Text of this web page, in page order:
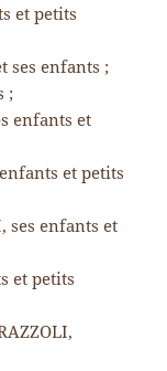
et petits
ses enfants ;
;
enfants et
et petits
ses enfants et
et petits